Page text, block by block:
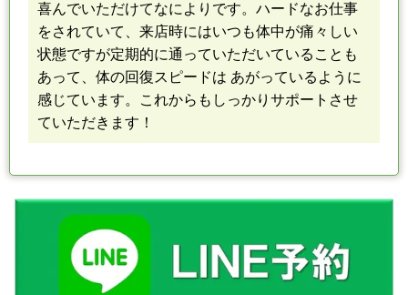
喜んでいただけてなによりです。 ハードなお仕事
をされていて、来店時にはいつも体中が痛々しい
状態ですが定期的に通っていただいていることも
あって、体の回復スピードは あがっているように
感じています。
これからもしっかりサポートさせ
ていただきます！